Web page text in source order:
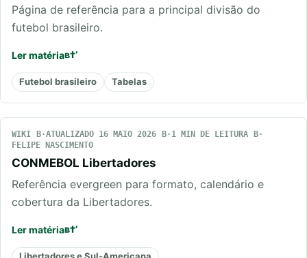
Página de referência para a principal divisão do
futebol brasileiro.
Ler matéria
Futebol brasileiro Tabelas
WIKI ATUALIZADO 16 MAIO 2026
1 MIN DE LEITURA
FELIPE NASCIMENTO
CONMEBOL Libertadores
Referência evergreen para formato, calendário e
cobertura da Libertadores.
Ler matéria